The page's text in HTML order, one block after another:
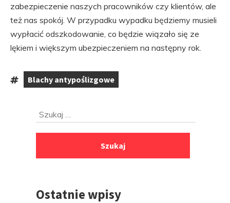
zabezpieczenie naszych pracowników czy klientów, ale
też nas spokój. W przypadku wypadku będziemy musieli
wypłacić odszkodowanie, co będzie wiązało się ze
lękiem i większym ubezpieczeniem na następny rok.
Tagi:
Blachy antypoślizgowe
PrzejdźSzukaj:
Ostatnie wpisy